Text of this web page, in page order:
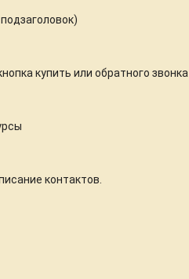
купить или обратного звонка
контактов.